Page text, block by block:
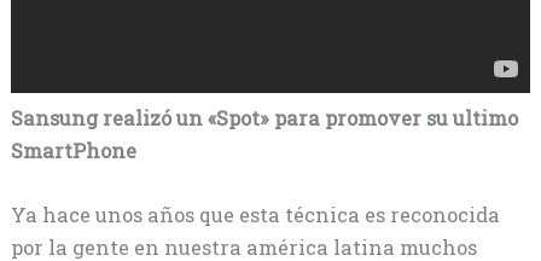
Sansung realizó un «Spot» para promover su ultimo
SmartPhone
Ya hace unos años que esta técnica es reconocida
por la gente en nuestra américa latina muchos